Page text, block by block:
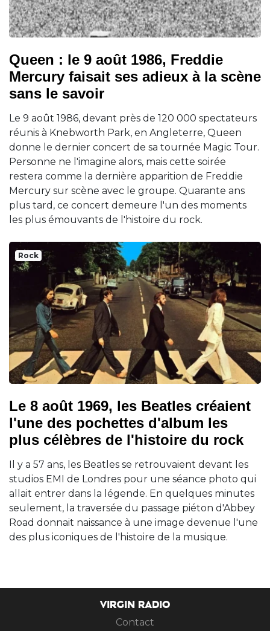
Queen : le 9 août 1986, Freddie
Mercury faisait ses adieux à la scène
sans le savoir
Le 9 août 1986, devant près de 120 000 spectateurs
réunis à Knebworth Park, en Angleterre, Queen
donne le dernier concert de sa tournée Magic Tour.
Personne ne l'imagine alors, mais cette soirée
restera comme la dernière apparition de Freddie
Mercury sur scène avec le groupe. Quarante ans
plus tard, ce concert demeure l'un des moments
les plus émouvants de l'histoire du rock.
Rock
Le 8 août 1969, les Beatles créaient
l'une des pochettes d'album les
plus célèbres de l'histoire du rock
Il y a 57 ans, les Beatles se retrouvaient devant les
studios EMI de Londres pour une séance photo qui
allait entrer dans la légende. En quelques minutes
seulement, la traversée du passage piéton d'Abbey
Road donnait naissance à une image devenue l'une
des plus iconiques de l'histoire de la musique.
VIRGIN RADIO
Contact